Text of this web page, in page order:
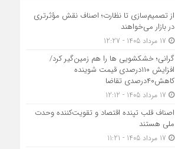
از تصمیم‌سازی تا نظارت؛ اصناف نقش مؤثرتری
در بازار می‌خواهند
گرانی؛ خشکشویی‌ ها را هم زمین‌گیر کرد/
افزایش ۱۱۰درصدی قیمت شوینده
کاهش۴۰درصدی تقاضا
اصناف قلب تپنده اقتصاد و تقویت‌کننده وحدت
ملی هستند